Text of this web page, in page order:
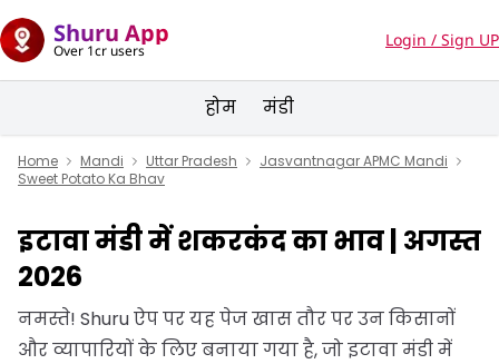
Shuru App
Over 1cr users
Login / Sign UP
होम मंडी
Home Mandi Uttar Pradesh
Jasvantnagar APMC Mandi
Sweet Potato Ka Bhav
इटावा मंडी में शकरकंद का भाव | अगस्त
2026
नमस्ते! Shuru ऐप पर यह पेज खास तौर पर उन किसानों
और व्यापारियों के लिए बनाया गया है, जो इटावा मंडी में